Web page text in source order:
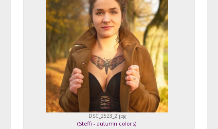
DSC_2523_2.jpg
(Steffi - autumn colors)